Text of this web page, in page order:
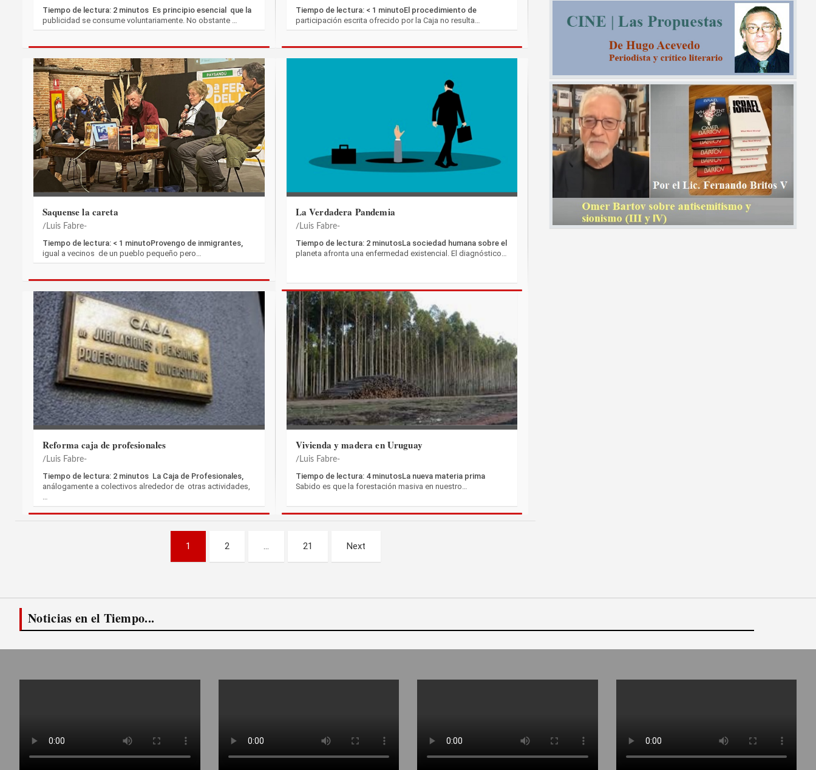
Tiempo de lectura: 2 minutos Es principio esencial que la
publicidad se consume voluntariamente. No obstante …
Tiempo de lectura: < 1 minutoEl procedimiento de
participación escrita ofrecido por la Caja no resulta…
Saquense la careta
Luis Fabre-
Tiempo de lectura: < 1 minutoProvengo de inmigrantes,
igual a vecinos de un pueblo pequeño pero…
La Verdadera Pandemia
Luis Fabre-
Tiempo de lectura: 2 minutosLa sociedad humana sobre el
planeta afronta una enfermedad existencial. El diagnóstico…
Reforma caja de profesionales
Luis Fabre-
Tiempo de lectura: 2 minutos La Caja de Profesionales,
análogamente a colectivos alrededor de otras actividades,
…
Vivienda y madera en Uruguay
Luis Fabre-
Tiempo de lectura: 4 minutosLa nueva materia prima
Sabido es que la forestación masiva en nuestro…
entradas
1 2 … 21 Next
Noticias en el Tiempo...